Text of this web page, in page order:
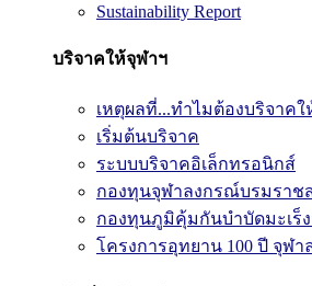
Sustainability Report
บริจาคให้จุฬาฯ
เหตุผลที่...ทำไมต้องบริจาคใ
เริ่มต้นบริจาค
ระบบบริจาคอิเล็กทรอนิกส์
กองทุนจุฬาลงกรณ์บรมราช
กองทุนภูมิคุ้มกันบำบัดมะเร็
โครงการอุทยาน 100 ปี จุฬ